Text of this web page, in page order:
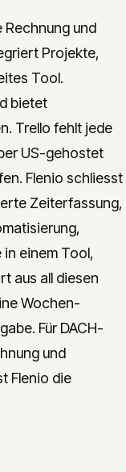
und
Projekte,
Tool.
bietet
Trello fehlt jede
US-gehostet
Flenio schliesst
Zeiterfassung,
einem Tool,
aus all diesen
Wochen-
Für DACH-
und
Flenio die